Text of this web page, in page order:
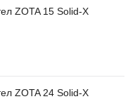
ZOTA 15 Solid-X
ZOTA 24 Solid-X